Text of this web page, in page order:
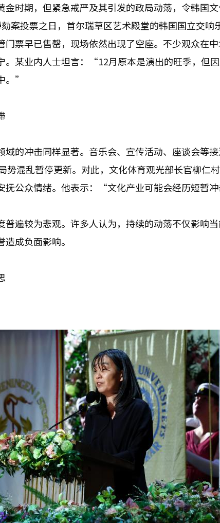
金时期，但紧急戒严及其引发的政局动荡，令韩国
案投票之日，首尔瑞草区艺术殿堂的韩国国立交响
门票早已售罄，现场依然出现了空座。不少观众在
。某业内人士坦言：“12月原本是演出的旺季，但
。”
域的冲击同样显著。音乐会、宣传活动、座谈会等
势混乱暂停更新。对此，文化体育观光部长官柳仁
抚公众情绪。他表示：“文化产业可能会经历短暂
普遍较为悲观。许多人认为，持续的动荡不仅影响
成负面影响。